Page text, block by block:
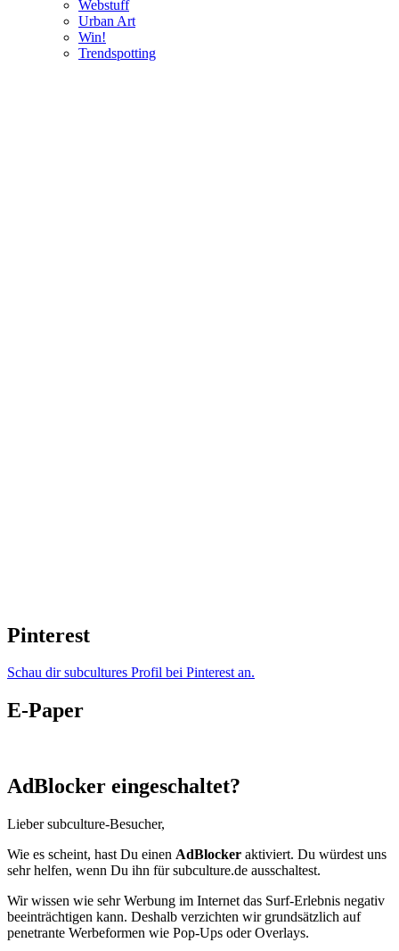
Webstuff
Urban Art
Win!
Trendspotting
Pinterest
Schau dir subcultures Profil bei Pinterest an.
E-Paper
AdBlocker eingeschaltet?
Lieber subculture-Besucher,
Wie es scheint, hast Du einen AdBlocker aktiviert. Du würdest uns
sehr helfen, wenn Du ihn für subculture.de ausschaltest.
Wir wissen wie sehr Werbung im Internet das Surf-Erlebnis negativ
beeinträchtigen kann. Deshalb verzichten wir grundsätzlich auf
penetrante Werbeformen wie Pop-Ups oder Overlays.